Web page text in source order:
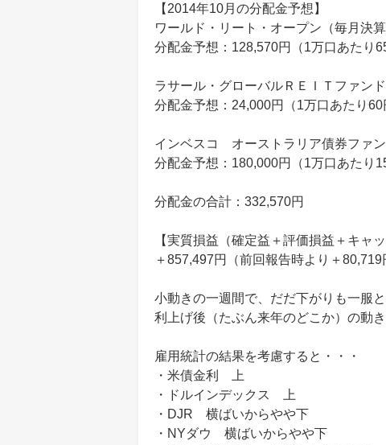
【2014年10月の分配金予想】
ワールド・リート・オープン（毎月決算
分配金予想：128,570円（1万口あたり
ラサール・グローバルＲＥＩＴファンド
分配金予想：24,000円（1万口あたり60
インベスコ オーストラリア債券ファン
分配金予想：180,000円（1万口あたり
分配金の合計：332,570円
【実質損益（確定益＋評価損益＋キャ
＋857,497円（前回報告時より＋80,719
小動きの一週間で、だだ下がりも一服
利上げ後（たぶん来年のどこか）の動
雇用統計の結果を考慮すると・・・
・米債金利 上
・ドルインデックス 上
・DJR 横ばいからやや下
・NYダウ 横ばいからやや下